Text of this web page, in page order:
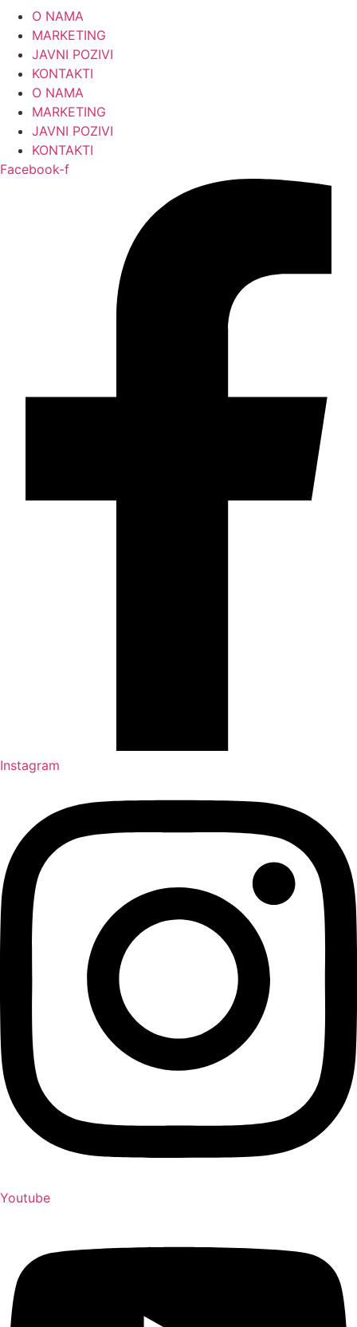
Skip
content
O NAMA
MARKETING
JAVNI POZIVI
KONTAKTI
O NAMA
MARKETING
JAVNI POZIVI
KONTAKTI
Facebook-f
Instagram
Youtube